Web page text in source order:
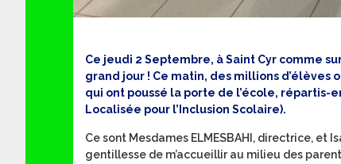
Ce jeudi 2 Septembre, à Saint Cyr comme
grand jour ! Ce matin, des millions d’élèves
qui ont poussé la porte de l’école, répartis-
Localisée pour l’Inclusion Scolaire).
Ce sont Mesdames ELMESBAHI, directrice, et
gentillesse de m’accueillir au milieu des